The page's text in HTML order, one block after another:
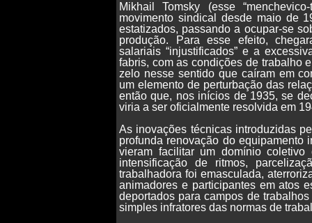
Mikhail Tomsky (esse
movimento sindical desde maio de
estatizados, passando a ocupar-se
produção. Para esse efeito,
salariais “injustificados” e a
fabris, com as condições de trabalho
zelo nesse sentido que caíram em
um elemento de perturbação das
então que, nos inícios de 1935, se
viria a ser oficialmente resolvida em
As inovações técnicas introduzidas
profunda renovação do equipamento
vieram facilitar um domínio
intensificação de ritmos,
trabalhadora foi emasculada,
animadores e participantes em atos
deportados para campos de
simples infratores das normas de